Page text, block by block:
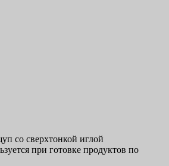
со сверхтонкой иглой
при готовке продуктов по